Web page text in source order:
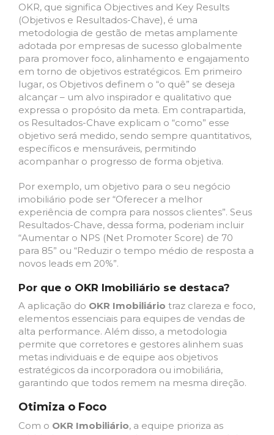
OKR, que significa Objectives and Key Results
(Objetivos e Resultados-Chave), é uma
metodologia de gestão de metas amplamente
adotada por empresas de sucesso globalmente
para promover foco, alinhamento e engajamento
em torno de objetivos estratégicos. Em primeiro
lugar, os Objetivos definem o “o quê” se deseja
alcançar – um alvo inspirador e qualitativo que
expressa o propósito da meta. Em contrapartida,
os Resultados-Chave explicam o “como” esse
objetivo será medido, sendo sempre quantitativos,
específicos e mensuráveis, permitindo
acompanhar o progresso de forma objetiva.
Por exemplo, um objetivo para o seu negócio
imobiliário pode ser “Oferecer a melhor
experiência de compra para nossos clientes”. Seus
Resultados-Chave, dessa forma, poderiam incluir
“Aumentar o NPS (Net Promoter Score) de 70
para 85” ou “Reduzir o tempo médio de resposta a
novos leads em 20%”.
Por que o OKR Imobiliário se destaca?
A aplicação do OKR Imobiliário traz clareza e foco,
elementos essenciais para equipes de vendas de
alta performance. Além disso, a metodologia
permite que corretores e gestores alinhem suas
metas individuais e de equipe aos objetivos
estratégicos da incorporadora ou imobiliária,
garantindo que todos remem na mesma direção.
Otimiza o Foco
Com o OKR Imobiliário, a equipe prioriza as